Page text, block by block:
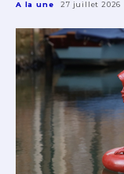
A la une 27 juillet 2026